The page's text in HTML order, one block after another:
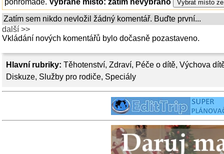
Hlavní rubriky: Těhotenství, Zdraví, Péče o dítě, Výchova
Diskuze, Služby pro rodiče, Speciály
Zatím sem nikdo nevložil žádný komentář. Buďte první...
další >>
Vkládání nových komentářů bylo dočasně pozastaveno.